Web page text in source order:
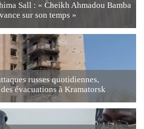
Sall : « Cheikh Ahmadou Bamba
sur son temps »
russes quotidiennes,
évacuations à Kramatorsk